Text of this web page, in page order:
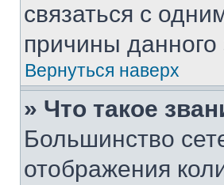
связаться с
причины данного
Вернуться наверх
» Что такое
Большинство
отображения